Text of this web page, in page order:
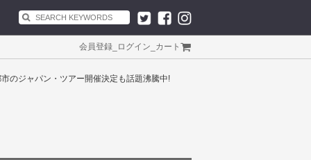
会員登録 ログイン カート
のジャパン・ツアー開催決定も話題沸騰中!